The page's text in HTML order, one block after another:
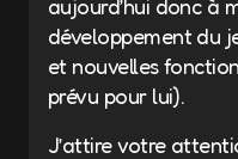
aujourd’hui donc à
développement du
et nouvelles
prévu pour lui).
J’attire votre